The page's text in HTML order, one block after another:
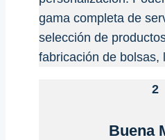
gama completa de
selección de
fabricación de bolsas,
2
Buena